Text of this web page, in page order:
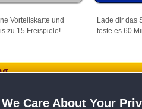
Vorteilskarte und
zu 15 Freispiele!
Lade dir das
teste es 60
We Care About Your